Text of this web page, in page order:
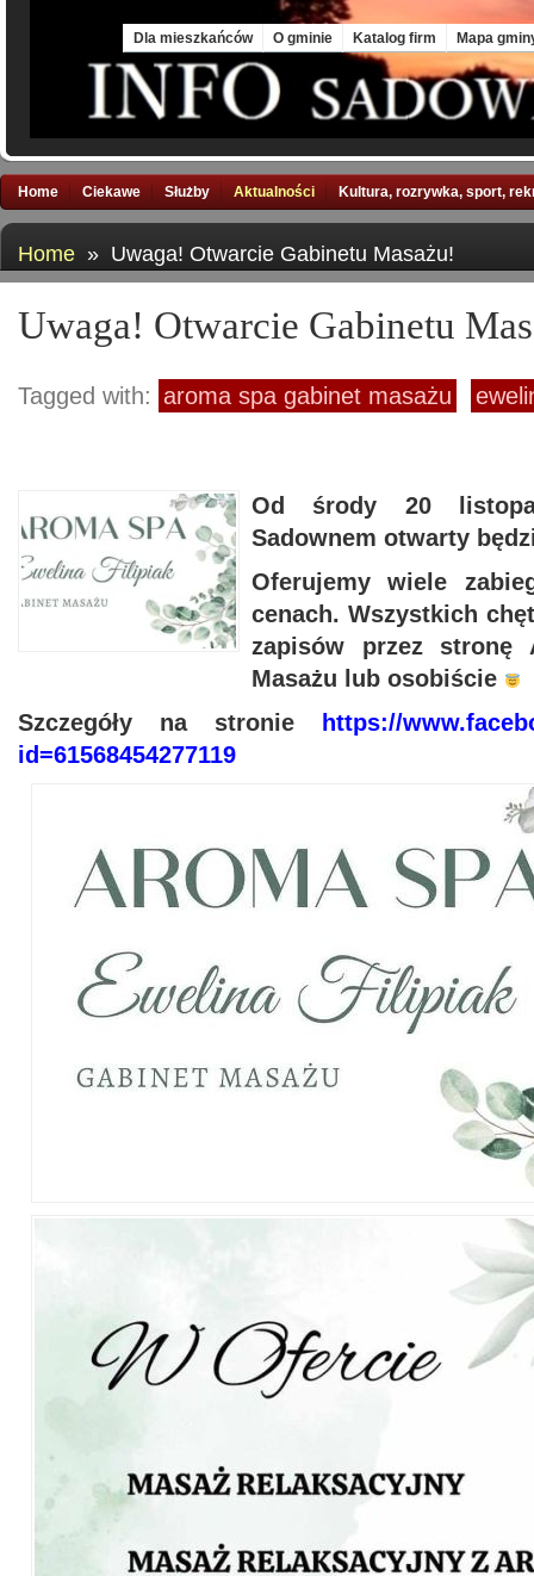
Dla mieszkańców O gminie Katalog firm Mapa
Home Ciekawe Służby Aktualności Kultura, rozrywka, sport,
Home » Uwaga! Otwarcie Gabinetu Masażu!
Uwaga! Otwarcie Gabinetu
Tagged with: aroma spa gabinet masażu
Od środy 20
Sadownem otwarty
Oferujemy wiele
cenach. Wszystkich
zapisów przez stronę
Masażu lub osobiście
Szczegóły na stronie
https://
id=61568454277119